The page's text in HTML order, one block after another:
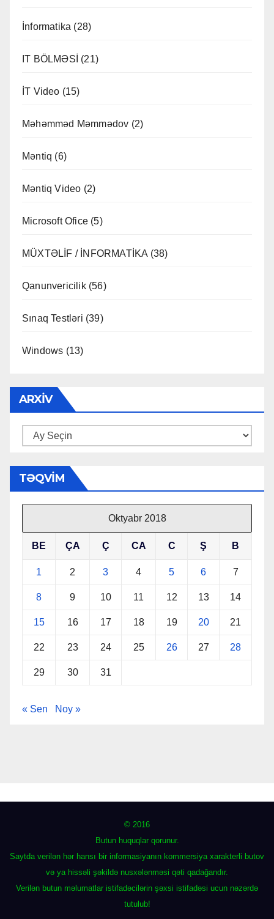
İnformatika (28)
IT BÖLMƏSİ (21)
İT Video (15)
Məhəmməd Məmmədov (2)
Məntiq (6)
Məntiq Video (2)
Microsoft Ofice (5)
MÜXTƏLİF / İNFORMATİKA (38)
Qanunvericilik(56)
Sınaq Testləri (39)
Windows (13)
ARXIV
Arxiv
TƏQVIM
Oktyabr 2018
BE ÇA Ç CA C Ş B
1 2 3 4 5 6 7
8 9 10 11 12 13 14
15 16 17 18 19 20 21
22 23 24 25 26 27 28
29 30 31
« Sen Noy »
© 2016
Butun huquqlar qorunur.
Saytda verilən hər hansı bir informasiyanın kommersiya xarakterli butov
və ya hissəli şəkildə nusxələnməsi qəti qadağandır.
Verilən butun məlumatlar istifadəcilərin şəxsi istifadəsi ucun nəzərdə
tutulub!